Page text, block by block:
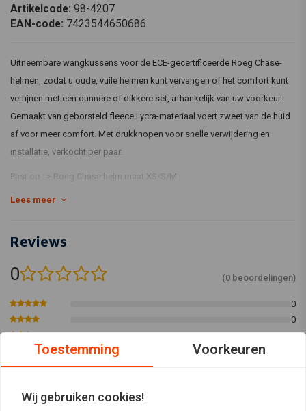
Artikelcode: 98-4207
EAN-code: 7423544650686
Uitneembare wangkussens voor de ECE-gecertificeerde Roeg Chase-
helmen, zodat u oude, vuile helmen kunt vervangen of het comfort kunt
verfijnen met een dunnere of dikkere set, afhankelijk van uw voorkeur.
Gemaakt van geborsteld fleece Lycra-materiaal voert zweet van de huid
af voor meer comfort. Met drukknopen voor snelle verwijdering en
installatie, verkocht per paar.
Past op : > Roeg Chase helm maat XS/S/M
Lees meer
Reviews
0 (0 beoordelingen)
0
0
0
Toestemming Voorkeuren
Wij gebruiken cookies!